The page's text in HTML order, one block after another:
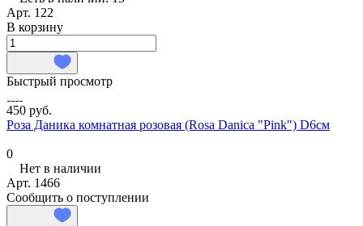
Арт. 122
В корзину
Быстрый просмотр
450 руб.
Роза Даника комнатная розовая (Rosa Danica "Pink") D6см
0
Нет в наличии
Арт. 1466
Сообщить о поступлении